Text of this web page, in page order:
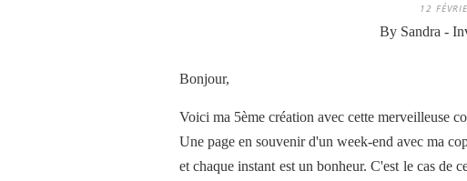
12
By Sandra -
Bonjour,
Voici ma 5ème création avec cette merveilleuse
Une page en souvenir d'un week-end avec ma
et chaque instant est un bonheur. C'est le cas de